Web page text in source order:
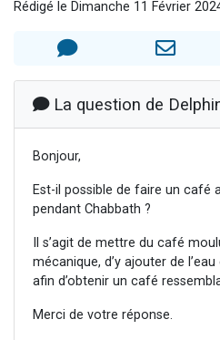
Il reste 49
Eva vient de
Rédigé le Dimanche 11 Février
La question de
Bonjour,
Est-il possible de faire un café
pendant Chabbath ?
Il s’agit de mettre du café
mécanique, d’y ajouter de
afin d’obtenir un café
Merci de votre réponse.